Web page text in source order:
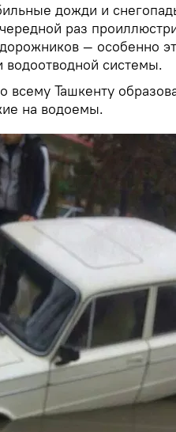
дожди и
раз
— особенно
системы.
всему Ташкенту
на водоемы.